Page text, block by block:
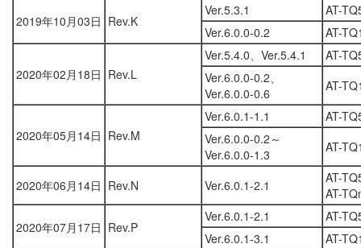
2019年10月03日 Rev.K
Ver.5.3.1
AT-
Ver.6.0.0-0.2
AT-
2020年02月18日 Rev.L
Ver.5.4.0、Ver.5.4.1
AT-
Ver.6.0.0-0.2、
Ver.6.0.0-0.6
AT-
2020年05月14日 Rev.M
Ver.6.0.1-1.1
AT-
Ver.6.0.0-0.2～
Ver.6.0.0-1.3
AT-
2020年06月14日 Rev.N Ver.6.0.1-2.1
AT-
AT-
2020年07月17日 Rev.P
Ver.6.0.1-2.1
AT-
Ver.6.0.1-3.1
AT-